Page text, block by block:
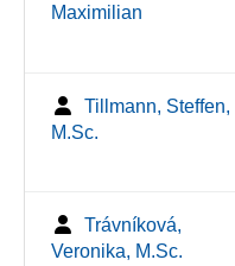
Maximilian
Tillmann, Steffen,
M.Sc.
Trávníková,
Veronika, M.Sc.